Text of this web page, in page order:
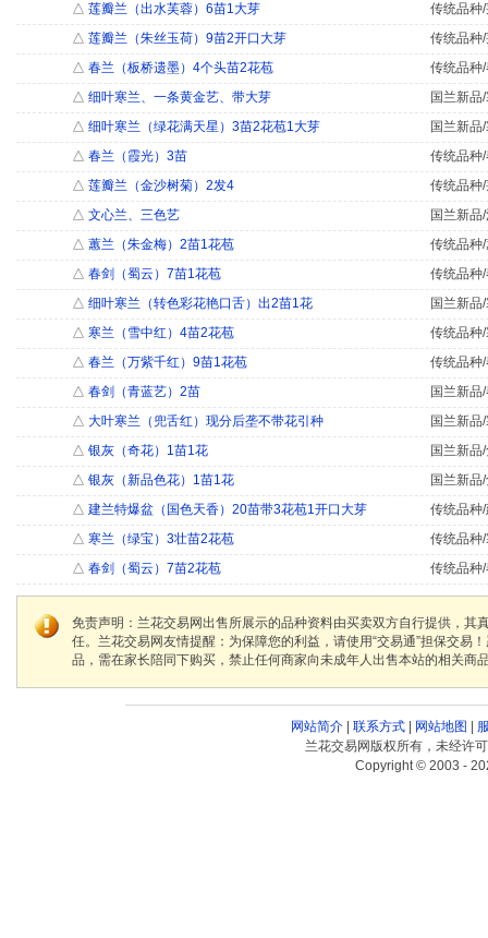
△ 莲瓣兰（出水芙蓉）6苗1大芽
传统品种
△ 莲瓣兰（朱丝玉荷）9苗2开口大芽
传统品种
△ 春兰（板桥遗墨）4个头苗2花苞
传统品种
△ 细叶寒兰、一条黄金艺、带大芽
国兰新品
△ 细叶寒兰（绿花满天星）3苗2花苞1大芽
国兰新品
△ 春兰（霞光）3苗
传统品种
△ 莲瓣兰（金沙树菊）2发4
传统品种
△ 文心兰、三色艺
国兰新品
△ 蕙兰（朱金梅）2苗1花苞
传统品种
△ 春剑（蜀云）7苗1花苞
传统品种
△ 细叶寒兰（转色彩花艳口舌）出2苗1花
国兰新品
△ 寒兰（雪中红）4苗2花苞
传统品种
△ 春兰（万紫千红）9苗1花苞
传统品种
△ 春剑（青蓝艺）2苗
国兰新品
△ 大叶寒兰（兜舌红）现分后垄不带花引种
国兰新品
△ 银灰（奇花）1苗1花
国兰新品
△ 银灰（新品色花）1苗1花
国兰新品
△ 建兰特爆盆（国色天香）20苗带3花苞1开口大芽
传统品种
△ 寒兰（绿宝）3壮苗2花苞
传统品种
△ 春剑（蜀云）7苗2花苞 传统品种
免责声明：兰花交易网出售所展示的品种资料由买卖双方自行提供，
任。兰花交易网友情提醒：为保障您的利益，请使用“交易通”担保交
品，需在家长陪同下购买，禁止任何商家向未成年人出售本站的相关商
网站简介| 联系方式| 网站地图
兰花交易网版权所有，未经许
Copyright © 2003 -